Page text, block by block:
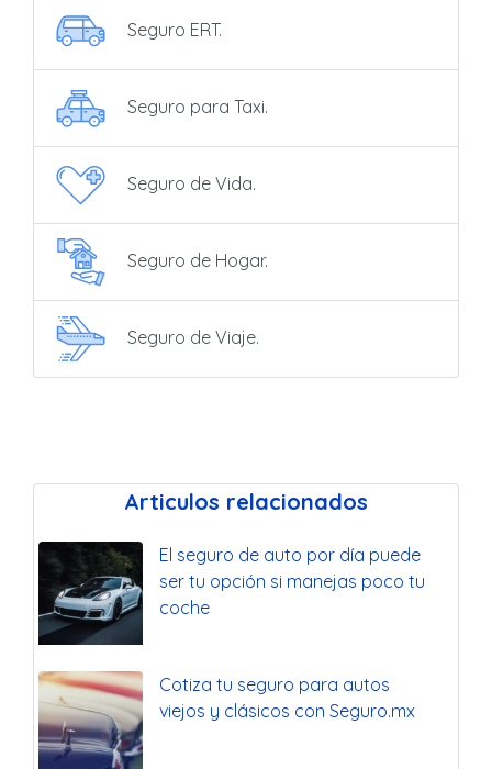
Seguro ERT.
Seguro para Taxi.
Seguro de Vida.
Seguro de Hogar.
Seguro de Viaje.
Articulos relacionados
El seguro de auto por día puede
ser tu opción si manejas poco tu
coche
Cotiza tu seguro para autos
viejos y clásicos con Seguro.mx